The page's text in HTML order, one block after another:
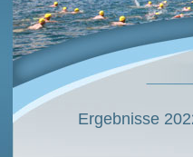
Ergebnisse 2022